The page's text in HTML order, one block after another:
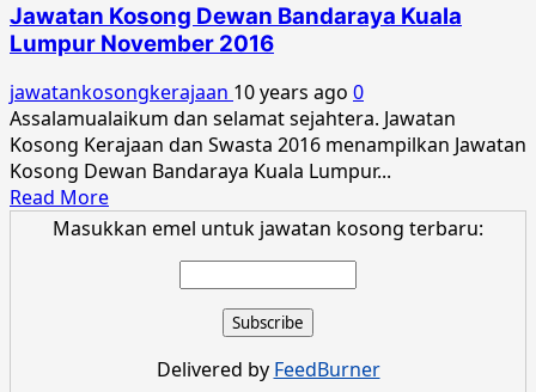
Jawatan Kosong Dewan Bandaraya Kuala
Lumpur November 2016
jawatankosongkerajaan 10 years ago 0
Assalamualaikum dan selamat sejahtera. Jawatan
Kosong Kerajaan dan Swasta 2016 menampilkan Jawatan
Kosong Dewan Bandaraya Kuala Lumpur...
Read MoreRead
more
Masukkan emel untuk jawatan kosong terbaru:
Delivered by FeedBurner